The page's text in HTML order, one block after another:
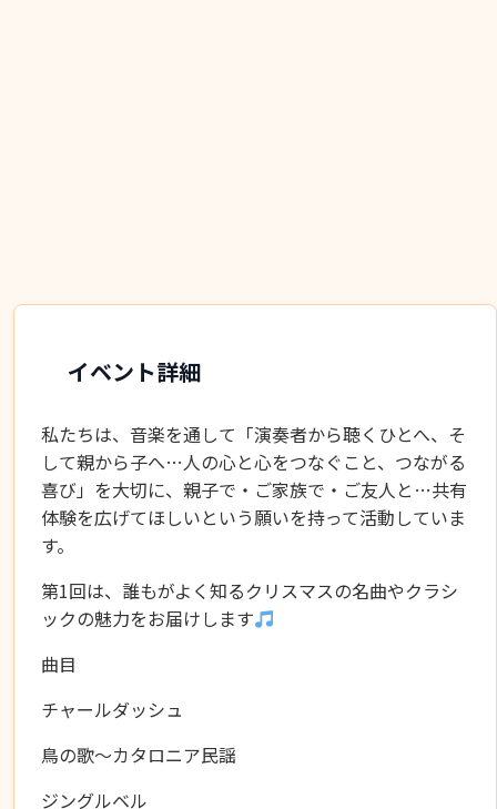
イベント詳細
私たちは、音楽を通して「演奏者から聴くひとへ、そ
して親から子へ…人の心と心をつなぐこと、つながる
喜び」を大切に、親子で・ご家族で・ご友人と…共有
体験を広げてほしいという願いを持って活動していま
す。
第1回は、誰もがよく知るクリスマスの名曲やクラシ
ックの魅力をお届けします
曲目
チャールダッシュ
鳥の歌〜カタロニア民謡
ジングルベル